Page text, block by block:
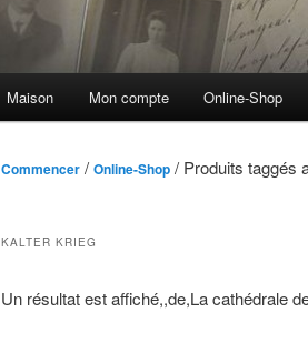
Maison Mon compte Online-Shop
Commencer / Online-Shop / Produits taggés
KALTER KRIEG
Un résultat est affiché,,de,La cathédrale